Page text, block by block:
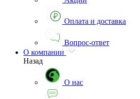
Оплата и доставка
Вопрос-ответ
О компании
Назад
О нас